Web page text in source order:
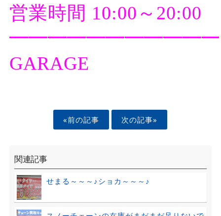
営業時間 10:00～20:00
GARAGE
«前の記事 次の記事»
関連記事
せまる～～～♪ショカ～～～♪